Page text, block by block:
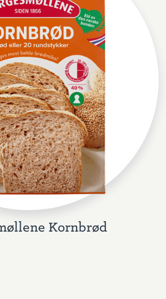
Kornbrød